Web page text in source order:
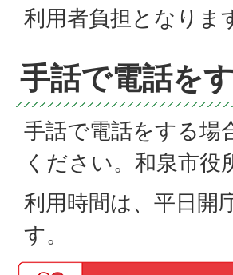
利用者負担となりま
手話で電話を
手話で電話をする場
ください。和泉市
利用時間は、平日開
す。